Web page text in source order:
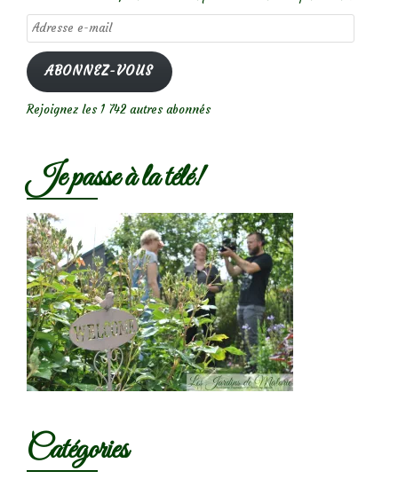
Adresse
e-
mail
ABONNEZ-VOUS
Rejoignez les 1 742 autres abonnés
Je passe à la télé!
Catégories